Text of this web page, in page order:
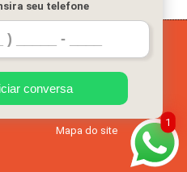
Missão
Mapa do site
1
seu telefone
conversa